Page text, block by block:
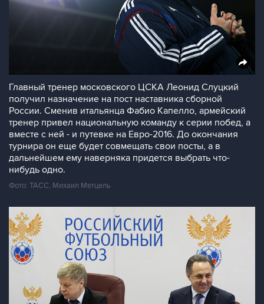
Главный тренер московского ЦСКА Леонид Слуцкий
получил назначение на пост наставника сборной
России. Сменив итальянца Фабио Капелло, армейский
тренер привел национальную команду к серии побед, а
вместе с ней - и путевке на Евро-2016. До окончания
турнира он еще будет совмещать свои посты, а в
дальнейшем ему наверняка придется выбрать что-
нибудь одно.
Фото: ТАСС, Михаил Метцель